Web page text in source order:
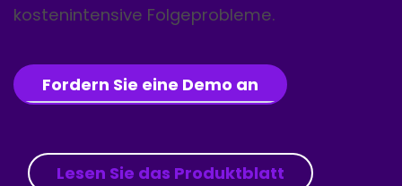
kostenintensive Folgeprobleme.
Fordern Sie eine Demo an
Lesen Sie das Produktblatt